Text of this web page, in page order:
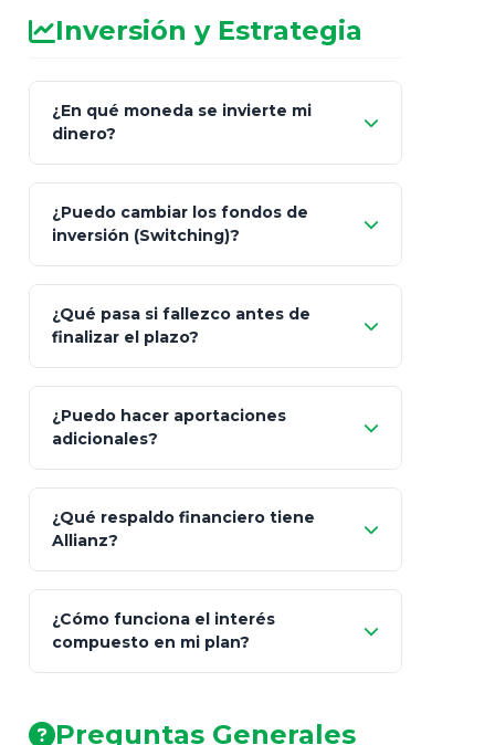
Inversión y Estrategia
¿En qué moneda se invierte mi
dinero?
inflación), Dólares o Euros
¿Puedo cambiar los fondos de
inversión (Switching)?
"Switching" (cambio de fondos)
¿Qué pasa si fallezco antes de
finalizar el plazo?
100% a tus
beneficiarios designados
¿Puedo hacer aportaciones
adicionales?
¿Qué respaldo financiero tiene
Allianz?
AA (Muy Fuerte)
¿Cómo funciona el interés
compuesto en mi plan?
Preguntas Generales